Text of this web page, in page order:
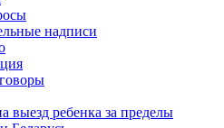
надписи
выезд ребенка за пределы